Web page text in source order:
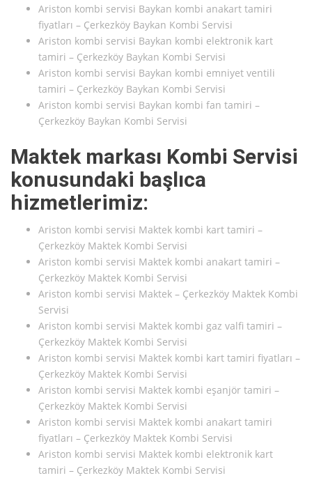
Ariston kombi servisi Baykan kombi anakart tamiri
fiyatları – Çerkezköy Baykan Kombi Servisi
Ariston kombi servisi Baykan kombi elektronik kart
tamiri – Çerkezköy Baykan Kombi Servisi
Ariston kombi servisi Baykan kombi emniyet ventili
tamiri – Çerkezköy Baykan Kombi Servisi
Ariston kombi servisi Baykan kombi fan tamiri –
Çerkezköy Baykan Kombi Servisi
Maktek markası Kombi Servisi
konusundaki başlıca
hizmetlerimiz:
Ariston kombi servisi Maktek kombi kart tamiri –
Çerkezköy Maktek Kombi Servisi
Ariston kombi servisi Maktek kombi anakart tamiri –
Çerkezköy Maktek Kombi Servisi
Ariston kombi servisi Maktek – Çerkezköy Maktek Kombi
Servisi
Ariston kombi servisi Maktek kombi gaz valfi tamiri –
Çerkezköy Maktek Kombi Servisi
Ariston kombi servisi Maktek kombi kart tamiri fiyatları –
Çerkezköy Maktek Kombi Servisi
Ariston kombi servisi Maktek kombi eşanjör tamiri –
Çerkezköy Maktek Kombi Servisi
Ariston kombi servisi Maktek kombi anakart tamiri
fiyatları – Çerkezköy Maktek Kombi Servisi
Ariston kombi servisi Maktek kombi elektronik kart
tamiri – Çerkezköy Maktek Kombi Servisi